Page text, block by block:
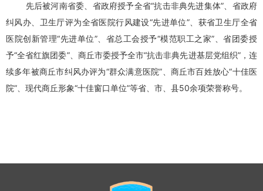
先后被河南省委、省政府授予全省“抗击非典先进集体”、省政府
纠风办、卫生厅评为全省医院行风建设“先进单位”、获省卫生厅全省
医院创新管理“先进单位”、省总工会授予“模范职工之家”、省团委授
予“全省红旗团委”、商丘市委授予全市“抗击非典先进基层党组织”，连
续多年被商丘市纠风办评为“群众满意医院”、商丘市百姓放心“十佳医
院”、现代商丘形象“十佳窗口单位”等省、市、县50余项荣誉称号。